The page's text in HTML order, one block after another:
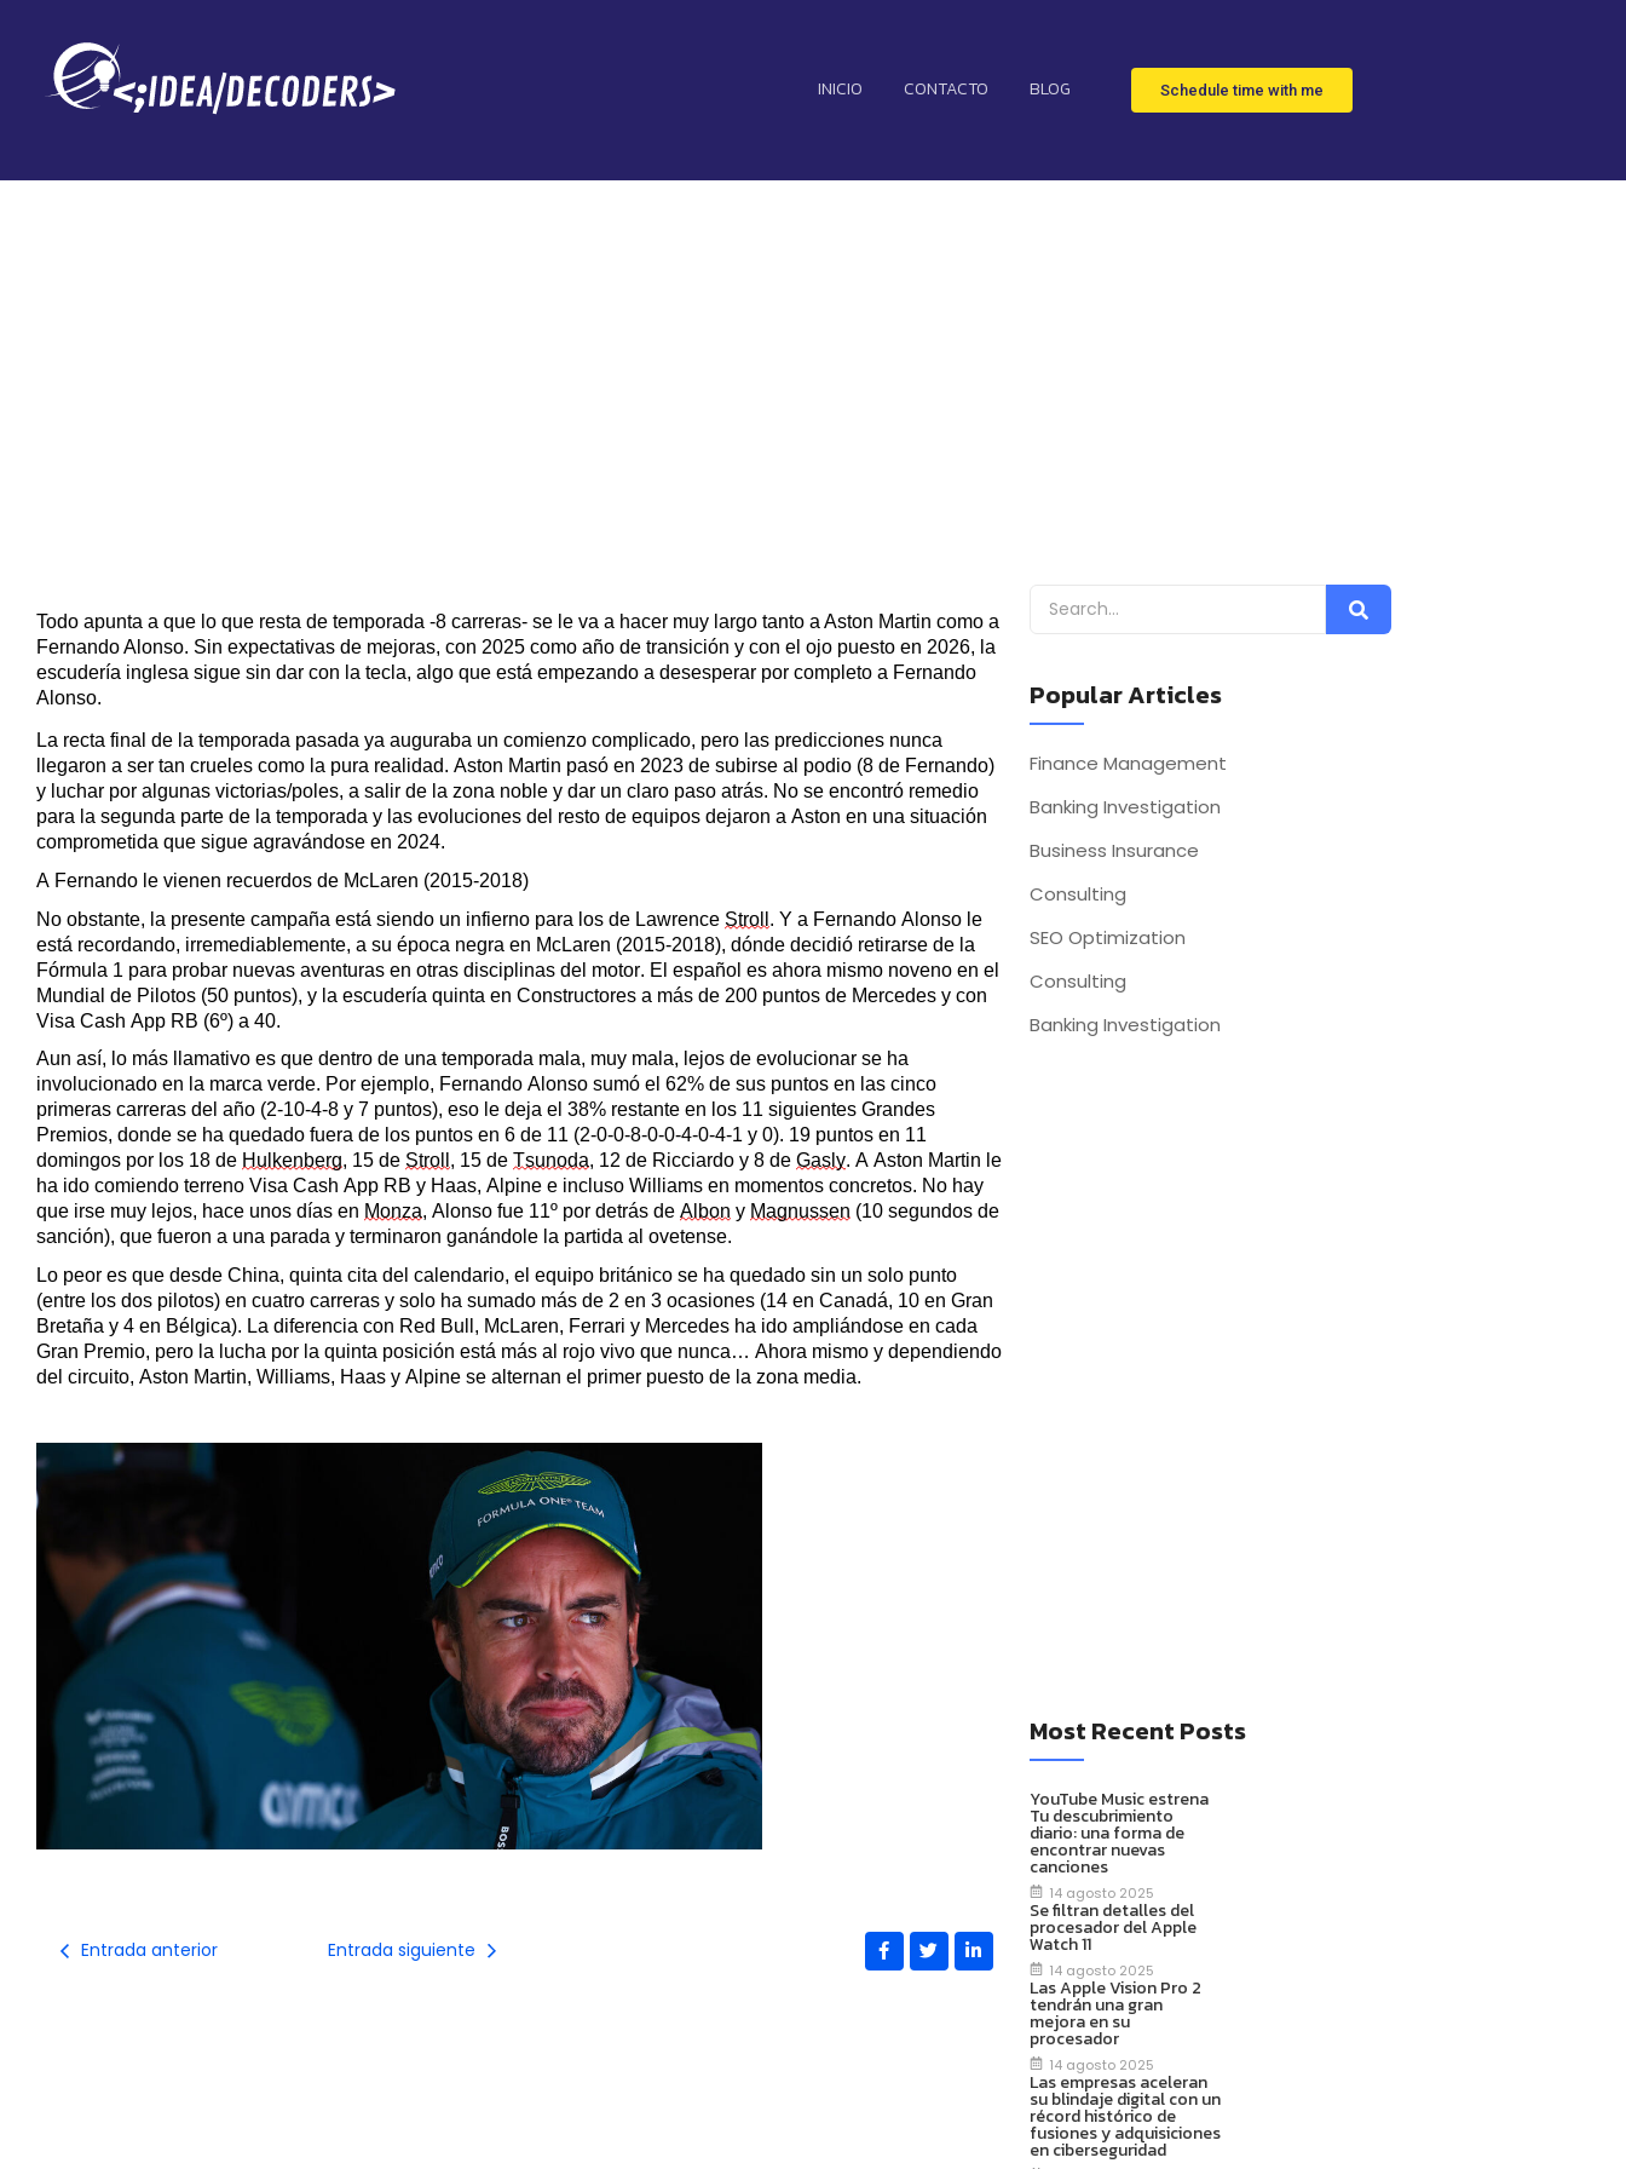
INICIO CONTACTO BLOG Schedule time with me
El dato que evidencia la caída a los
Todo apunta a que lo que resta de temporada -8 carreras- se le va a hacer muy largo tanto a Aston Martin como a
Fernando Alonso. Sin expectativas de mejoras, con 2025 como año de transición y con el ojo puesto en 2026, la
escudería inglesa sigue sin dar con la tecla, algo que está empezando a desesperar por completo a Fernando
Alonso.
La recta final de la temporada pasada ya auguraba un comienzo complicado, pero las predicciones nunca
llegaron a ser tan crueles como la pura realidad. Aston Martin pasó en 2023 de subirse al podio (8 de Fernando)
y luchar por algunas victorias/poles, a salir de la zona noble y dar un claro paso atrás. No se encontró remedio
para la segunda parte de la temporada y las evoluciones del resto de equipos dejaron a Aston en una situación
comprometida que sigue agravándose en 2024.
A Fernando le vienen recuerdos de McLaren (2015-2018)
No obstante, la presente campaña está siendo un infierno para los de Lawrence Stroll . Y a Fernando Alonso le
está recordando, irremediablemente, a su época negra en McLaren (2015-2018), dónde decidió retirarse de la
Fórmula 1 para probar nuevas aventuras en otras disciplinas del motor. El español es ahora mismo noveno en el
Mundial de Pilotos (50 puntos), y la escudería quinta en Constructores a más de 200 puntos de Mercedes y con
Visa Cash App RB (6º) a 40.
Aun así, lo más llamativo es que dentro de una temporada mala, muy mala, lejos de evolucionar se ha
involucionado en la marca verde. Por ejemplo, Fernando Alonso sumó el 62% de sus puntos en las cinco
primeras carreras del año (2-10-4-8 y 7 puntos), eso le deja el 38% restante en los 11 siguientes Grandes
Premios, donde se ha quedado fuera de los puntos en 6 de 11 (2-0-0-8-0-0-4-0-4-1 y 0). 19 puntos en 11
domingos por los 18 de Hulkenberg, 15 de Stroll , 15 de Tsunoda, 12 de Ricciardo y 8 de Gasly. A Aston Martin le
ha ido comiendo terreno Visa Cash App RB y Haas, Alpine e incluso Williams en momentos concretos. No hay
que irse muy lejos, hace unos días en Monza, Alonso fue 11º por detrás de Albon y Magnussen (10 segundos de
sanción), que fueron a una parada y terminaron ganándole la partida al ovetense.
Lo peor es que desde China, quinta cita del calendario, el equipo británico se ha quedado sin un solo punto
(entre los dos pilotos) en cuatro carreras y solo ha sumado más de 2 en 3 ocasiones (14 en Canadá, 10 en Gran
Bretaña y 4 en Bélgica). La diferencia con Red Bull, McLaren, Ferrari y Mercedes ha ido ampliándose en cada
Gran Premio, pero la lucha por la quinta posición está más al rojo vivo que nunca… Ahora mismo y dependiendo
del circuito, Aston Martin, Williams, Haas y Alpine se alternan el primer puesto de la zona media.
Entrada anterior Entrada siguiente
Popular Articles
Finance Management
Banking Investigation
Business Insurance
Consulting
SEO Optimization
Consulting
Banking Investigation
Most Recent Posts
YouTube Music estrena
Tu descubrimiento
diario: una forma de
encontrar nuevas
canciones
14 agosto 2025
Se filtran detalles del
procesador del Apple
Watch 11
14 agosto 2025
Las Apple Vision Pro 2
tendrán una gran
mejora en su
procesador
14 agosto 2025
Las empresas aceleran
su blindaje digital con un
récord histórico de
fusiones y adquisiciones
en ciberseguridad